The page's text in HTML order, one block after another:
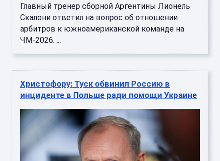
Главный тренер сборной Аргентины Лионель
Скалони ответил на вопрос об отношении
арбитров к южноамериканской команде на
ЧМ-2026. ...
Христофору: Туск обвинил Россию в
инциденте в Польше ради помощи Украине